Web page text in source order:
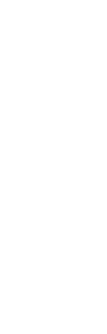
发展迅
能化、数
主，占
远程抄